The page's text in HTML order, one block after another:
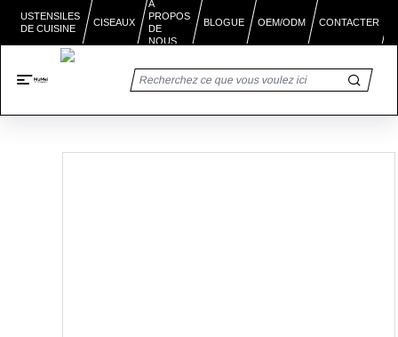
USTENSILES
DE CUISINE
CISEAUX
À
PROPOS
DE
NOUS
BLOGUE OEM/ODM CONTACTER
Accueil
Ciseaux polyvalents: